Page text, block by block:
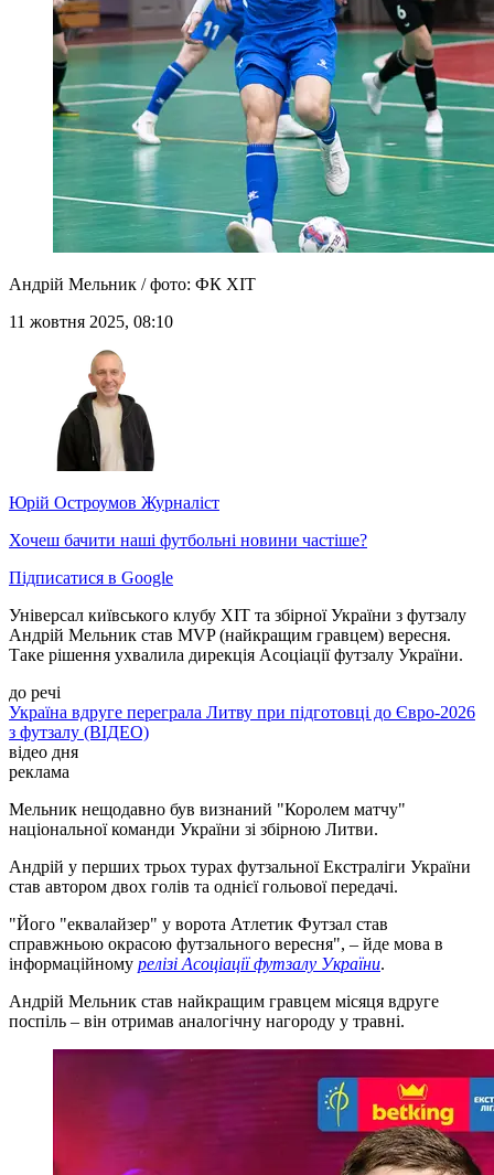
Андрій Мельник / фото: ФК ХІТ
11 жовтня 2025, 08:10
Юрій Остроумов Журналіст
Хочеш бачити наші футбольні новини частіше?
Підписатися в Google
Універсал київського клубу ХІТ та збірної України з футзалу
Андрій Мельник став MVP (найкращим гравцем) вересня.
Таке рішення ухвалила дирекція Асоціації футзалу України.
до речі
Україна вдруге переграла Литву при підготовці до Євро-2026
з футзалу (ВІДЕО)
відео дня
реклама
Мельник нещодавно був визнаний "Королем матчу"
національної команди України зі збірною Литви.
Андрій у перших трьох турах футзальної Екстраліги України
став автором двох голів та однієї гольової передачі.
"Його "еквалайзер" у ворота Атлетик Футзал став
справжньою окрасою футзального вересня", – йде мова в
інформаційному релізі Асоціації футзалу України.
Андрій Мельник став найкращим гравцем місяця вдруге
поспіль – він отримав аналогічну нагороду у травні.